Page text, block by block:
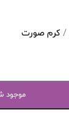
/کرم صورت
موجود